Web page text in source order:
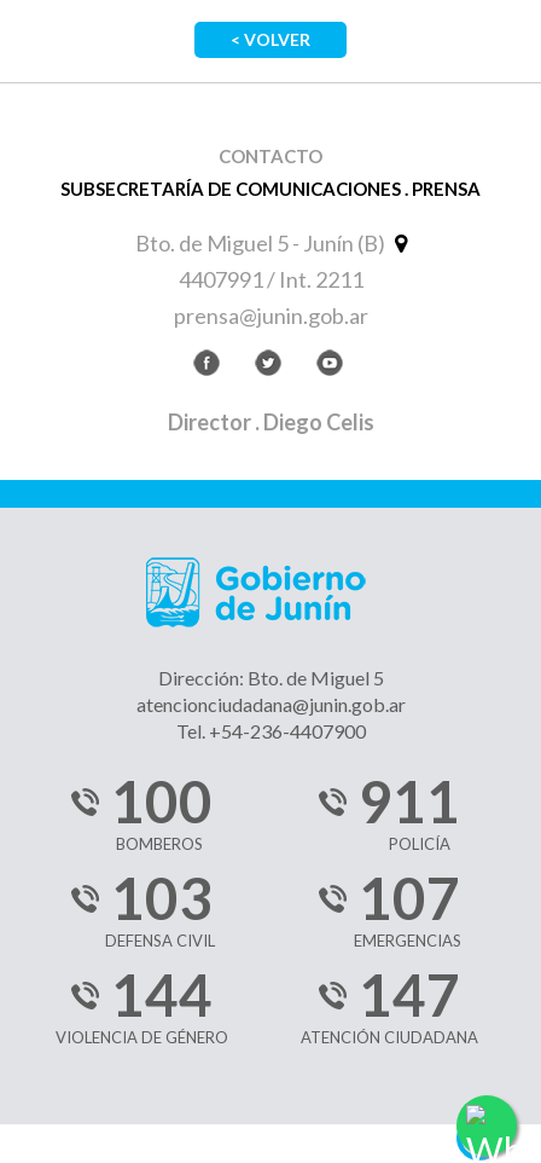
< VOLVER
CONTACTO
SUBSECRETARÍA DE COMUNICACIONES . PRENSA
Bto. de Miguel 5 - Junín (B)
4407991 / Int. 2211
prensa@junin.gob.ar
Director. Diego Celis
Dirección: Bto. de Miguel 5
atencionciudadana@junin.gob.ar
Tel. +54-236-4407900
100
BOMBEROS
911
POLICÍA
103
DEFENSA CIVIL
107
EMERGENCIAS
144
VIOLENCIA DE GÉNERO
147
ATENCIÓN CIUDADANA